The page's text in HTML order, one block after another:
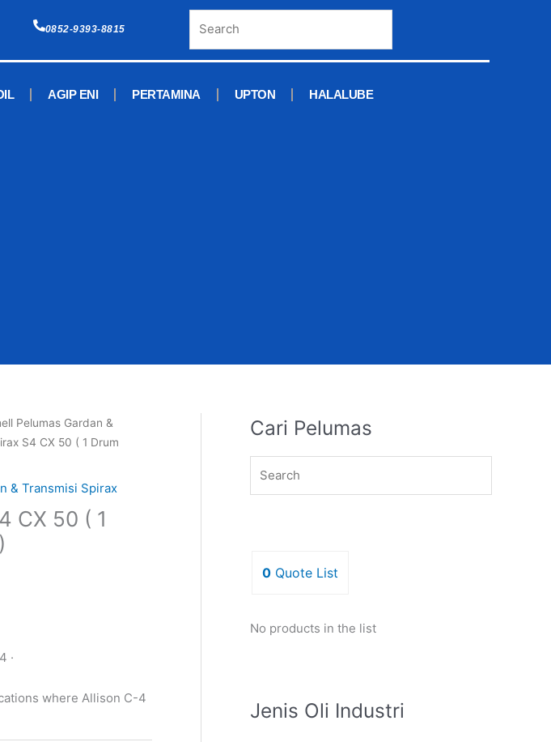
0852-9393-8815
AGIP ENI PERTAMINA UPTON HALALUBE
Pelumas Gardan &
S4 CX 50 ( 1 Drum
& Transmisi Spirax
CX 50 ( 1
·
where Allison C-4
Cari Pelumas
0 Quote List
No products in the list
Jenis Oli Industri